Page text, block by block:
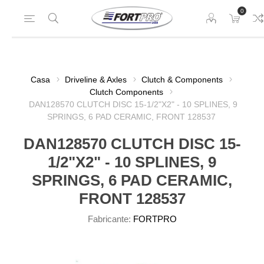
0
Casa Driveline & Axles
Clutch & Components
Clutch Components
DAN128570 CLUTCH DISC 15-1/2"X2" - 10 SPLINES, 9
SPRINGS, 6 PAD CERAMIC, FRONT 128537
DAN128570 CLUTCH DISC 15-
1/2"X2" - 10 SPLINES, 9
SPRINGS, 6 PAD CERAMIC,
FRONT 128537
Fabricante: FORTPRO